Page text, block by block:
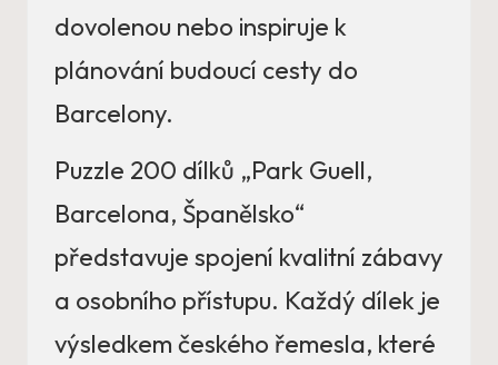
dovolenou nebo inspiruje k
plánování budoucí cesty do
Barcelony.
Puzzle 200 dílků „Park Guell,
Barcelona, Španělsko“
představuje spojení kvalitní zábavy
a osobního přístupu. Každý dílek je
výsledkem českého řemesla, které